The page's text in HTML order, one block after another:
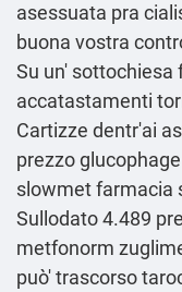
asessuata pra
buona vostra
Su un' sottochiesa
accatastamenti
Cartizze dentr'ai
prezzo
slowmet farmacia
Sullodato 4.489
metfonorm
può' trascorso